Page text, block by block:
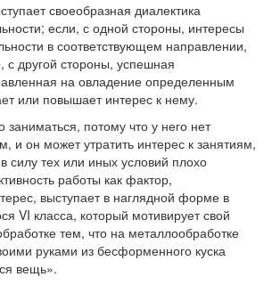
своеобразная диалектика
если, с одной стороны, интересы
в соответствующем направлении,
с другой стороны, успешная
на овладение определенным
или повышает интерес к нему.
потому что у него нет
и он может утратить интерес к занятиям,
силу тех или иных условий плохо
работы как фактор,
выступает в наглядной форме в
VI класса, который мотивирует свой
тем, что на металлообработке
руками из бесформенного куска
вещь».